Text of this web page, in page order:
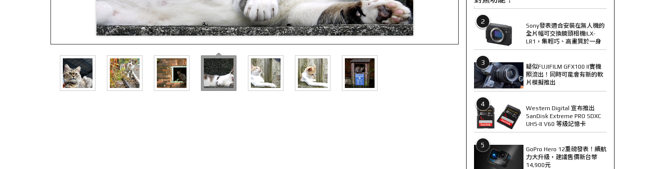
2
Sony發表適合安裝在無人機的
全片幅可交換鏡頭相機ILX-
LR1，集輕巧、高畫質於一身
3
疑似FUJIFILM GFX100 II實機
照流出！同時可能會有新的軟
片模擬推出
4
Western Digital 宣布推出
SanDisk Extreme PRO SDXC
UHS-II V60 等級記憶卡
5
GoPro Hero 12重磅發表！續航
力大升級，建議售價新台幣
14,900元